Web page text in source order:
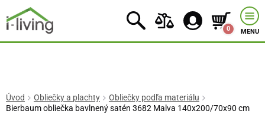
0 MENU
Úvod Obliečky a plachty
Obliečky podľa materiálu
Bierbaum obliečka bavlnený satén 3682 Malva 140x200/70x90 cm